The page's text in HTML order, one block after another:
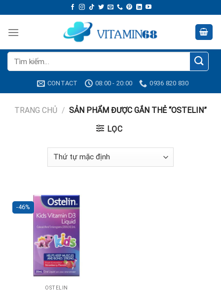
to
content
Tìm
kiếm:
CONTACT 08:00 - 20:00 0936 820 830
TRANG CHỦ / SẢN PHẨM ĐƯỢC GẮN THẺ “OSTELIN”
LỌC
-46%
OSTELIN